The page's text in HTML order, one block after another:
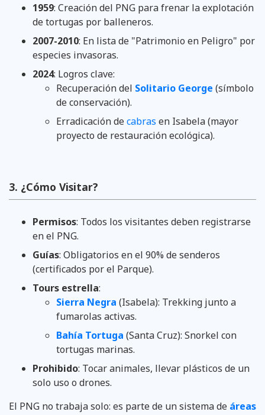
1959: Creación del PNG para frenar la explotación
de tortugas por balleneros.
2007-2010: En lista de "Patrimonio en Peligro" por
especies invasoras.
2024: Logros clave:
Recuperación del Solitario George (símbolo
de conservación).
Erradicación decabras en Isabela (mayor
proyecto de restauración ecológica).
3. ¿Cómo Visitar?
Permisos: Todos los visitantes deben registrarse
en el PNG.
Guías: Obligatorios en el 90% de senderos
(certificados por el Parque).
Tours estrella:
Sierra Negra (Isabela): Trekking junto a
fumarolas activas.
Bahía Tortuga (Santa Cruz): Snorkel con
tortugas marinas.
Prohibido: Tocar animales, llevar plásticos de un
solo uso o drones.
El PNG no trabaja solo: es parte de un sistema de áreas